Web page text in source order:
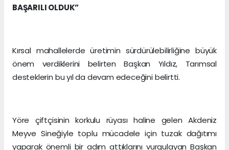
BAŞARILI OLDUK”
Kırsal mahallelerde üretimin sürdürülebilirliğine büyük
önem verdiklerini belirten Başkan Yıldız, Tarımsal
desteklerin bu yıl da devam edeceğini belirtti.
Yöre çiftçisinin korkulu rüyası haline gelen Akdeniz
Meyve Sineğiyle toplu mücadele için tuzak dağıtımı
yaparak önemli bir adım attıklarını vurgulayan Başkan